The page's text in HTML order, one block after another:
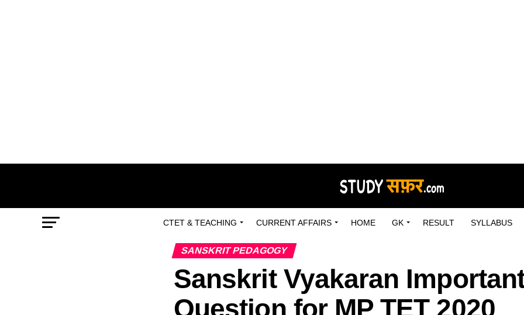
CTET & TEACHING CURRENT AFFAIRS HOME GK RESULT SYLLABUS
SANSKRIT PEDAGOGY
Sanskrit Vyakaran
Question for MP TET 2020